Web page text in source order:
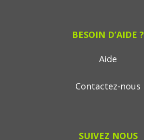
BESOIN D’AIDE ?
Aide
Contactez-nous
SUIVEZ NOUS